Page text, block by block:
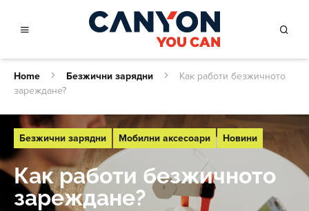
Home Безжични зарядни
Как работи безжичното
зареждане?
Безжични зарядни Мобилни аксесоари Новини
Как работи безжичното
зареждане?